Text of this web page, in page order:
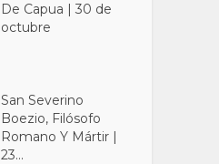
De Capua | 30 de
octubre
San Severino
Boezio, Filósofo
Romano Y Mártir |
23...